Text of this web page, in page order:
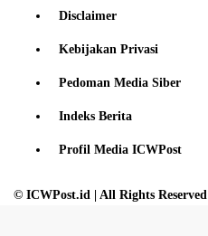
Disclaimer
Kebijakan Privasi
Pedoman Media Siber
Indeks Berita
Profil Media ICWPost
© ICWPost.id | All Rights Reserved